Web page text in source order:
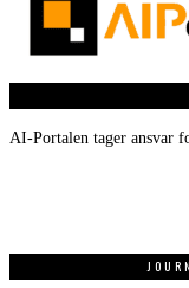
AI-Portalen tager ansvar